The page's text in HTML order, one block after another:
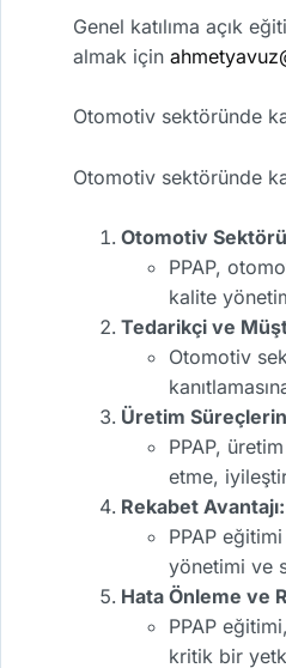
Genel katılıma açık
almak için
Otomotiv sektöründe
Otomotiv sektöründe
Otomotiv
PPAP,
kalite
Tedarikçi ve
Otomotiv
Üretim
PPAP,
etme,
Rekabet Avantajı:
PPAP
yönetimi ve
Hata Önleme ve
PPAP
kritik bir